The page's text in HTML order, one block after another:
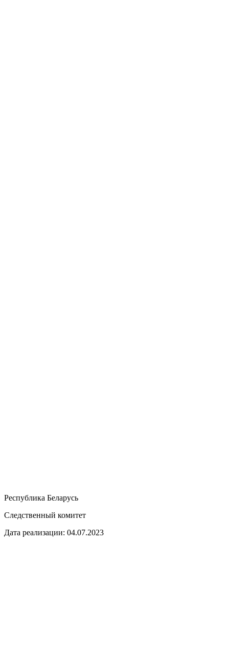
Республика Беларусь
Следственный комитет
Дата реализации: 04.07.2023